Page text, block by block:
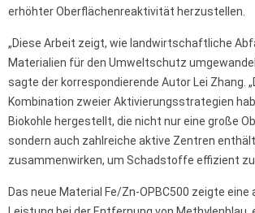
erhöhter Oberflächenreaktivität herzustellen.
„Diese Arbeit zeigt, wie landwirtschaftliche
Materialien für den Umweltschutz
sagte der korrespondierende Autor Lei Zhang.
Kombination zweier Aktivierungsstrategien
Biokohle hergestellt, die nicht nur eine große
sondern auch zahlreiche aktive Zentren
zusammenwirken, um Schadstoffe effizient zu
Das neue Material Fe/Zn-OPBC500 zeigte